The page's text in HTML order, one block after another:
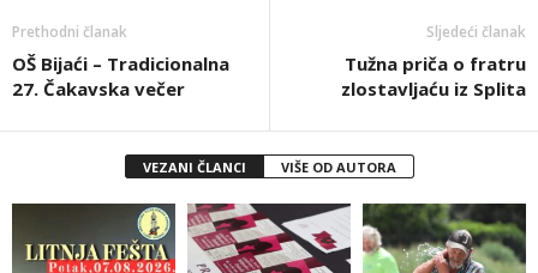
Prethodni članak
OŠ Bijaći – Tradicionalna
27. Čakavska večer
Sljedeći članak
Tužna priča o fratru
zlostavljaću iz Splita
VEZANI ČLANCI VIŠE OD AUTORA